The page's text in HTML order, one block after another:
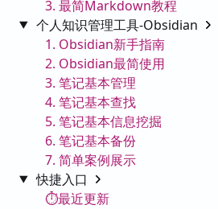
3. 最简Markdown教程
个人知识管理工具-Obsidian
1. Obsidian新手指南
2. Obsidian最简使用
3. 笔记基本管理
4. 笔记基本查找
5. 笔记基本信息挖掘
6. 笔记基本备份
7. 简单案例展示
快捷入口
⏱️最近更新